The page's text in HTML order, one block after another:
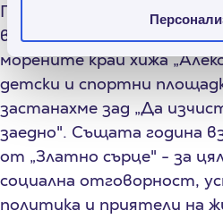
Поставяме аптечки на
в планината,
морените край хижа
детски и спортни
застанахме зад „Да
заедно". Същата година
от „Златно сърце" - за
социална отговорност,
политика и приятели на